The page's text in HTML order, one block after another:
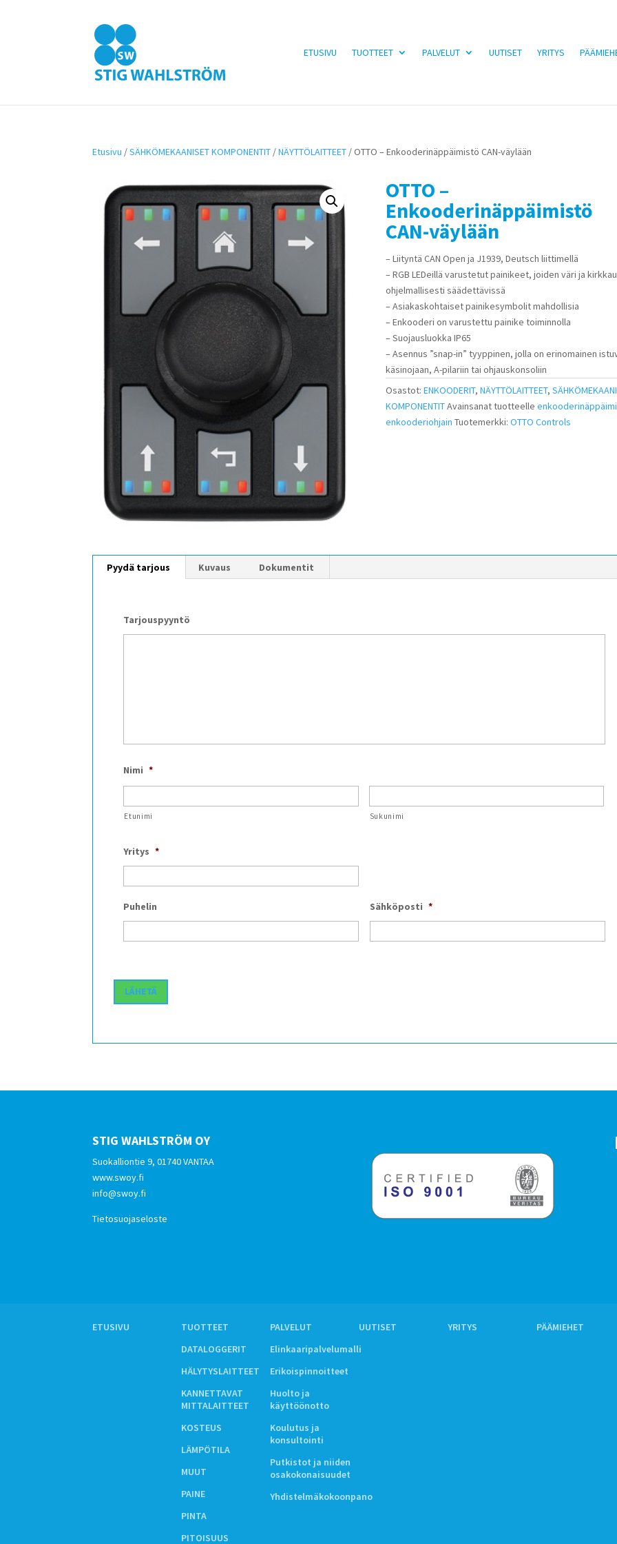
ETUSIVU TUOTTEET PALVELUT UUTISET YRITYS
Etusivu /SÄHKÖMEKAANISET KOMPONENTIT /NÄYTTÖLAITTEET / OTTO – Enkooderinäppäimistö CAN-väylään
OTTO –
Enkooderinäppäimistö
CAN-väylään
– Liityntä CAN Open ja J1939, Deutsch liittimellä
– RGB LEDeillä varustetut painikeet, joiden väri ja
ohjelmallisesti säädettävissä
– Asiakaskohtaiset painikesymbolit mahdollisia
– Enkooderi on varustettu painike toiminnolla
– Suojausluokka IP65
– Asennus ”snap-in” tyyppinen, jolla on erinomainen
käsinojaan, A-pilariin tai ohjauskonsoliin
Osastot:ENKOODERIT,NÄYTTÖLAITTEET,
KOMPONENTITAvainsanat tuotteelle
enkooderiohjain Tuotemerkki:OTTO Controls
Pyydä tarjous Kuvaus Dokumentit
Tarjouspyyntö
Nimi *
Etunimi Sukunimi
Yritys *
Puhelin Sähköposti *
STIG WAHLSTRÖM OY
Suokalliontie 9, 01740 VANTAA
www.swoy.fi
info@swoy.fi
Tietosuojaseloste
ETUSIVU
TUOTTEET
DATALOGGERIT
HÄLYTYSLAITTEET
KANNETTAVAT
MITTALAITTEET
KOSTEUS
LÄMPÖTILA
MUUT
PAINE
PINTA
PITOISUUS
PALVELUT
Elinkaaripalvelumalli
Erikoispinnoitteet
Huolto ja
käyttöönotto
Koulutus ja
konsultointi
Putkistot ja niiden
osakokonaisuudet
Yhdistelmäkokoonpano
UUTISET YRITYS PÄÄMIEHET